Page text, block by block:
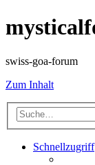
swiss-goa-forum
Zum Inhalt
Schnellzugriff